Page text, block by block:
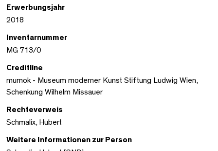
Erwerbungsjahr
2018
Inventarnummer
MG 713/0
Creditline
mumok - Museum moderner Kunst Stiftung Ludwig Wien,
Schenkung Wilhelm Missauer
Rechteverweis
Schmalix, Hubert
Weitere Informationen zur Person